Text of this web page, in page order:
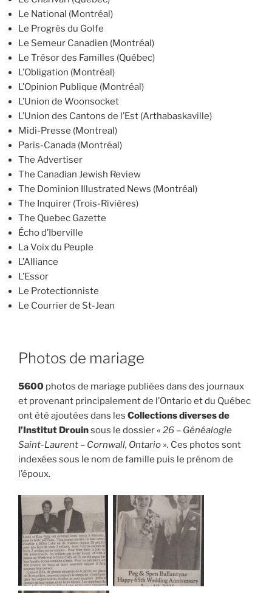
Le National (Montréal)
Le Progrès du Golfe
Le Semeur Canadien (Montréal)
Le Trésor des Familles (Québec)
L’Obligation (Montréal)
L’Opinion Publique (Montréal)
L’Union de Woonsocket
L’Union des Cantons de l’Est (Arthabaskaville)
Midi-Presse (Montreal)
Paris-Canada (Montréal)
The Advertiser
The Canadian Jewish Review
The Dominion Illustrated News (Montréal)
The Inquirer (Trois-Rivières)
The Quebec Gazette
Écho d’Iberville
La Voix du Peuple
L’Alliance
L’Essor
Le Protectionniste
Le Courrier de St-Jean
Photos de mariage
5600 photos de mariage publiées dans des journaux
et provenant principalement de l’Ontario et du Québec
ont été ajoutées dans les Collections diverses de
l’Institut Drouinsous le dossier« 26 – Généalogie
Saint-Laurent – Cornwall, Ontario ». Ces photos sont
indexées sous le nom de famille puis le prénom de
l’époux.